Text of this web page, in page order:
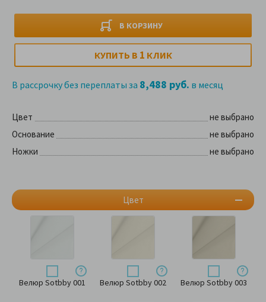
В КОРЗИНУ
КУПИТЬ В 1 КЛИК
В рассрочку без переплаты за 8,488 руб. в месяц
Цвет
не выбрано
Основание
не выбрано
Ножки
не выбрано
Цвет
Велюр Sotbby 001 Велюр Sotbby 002 Велюр Sotbby 003